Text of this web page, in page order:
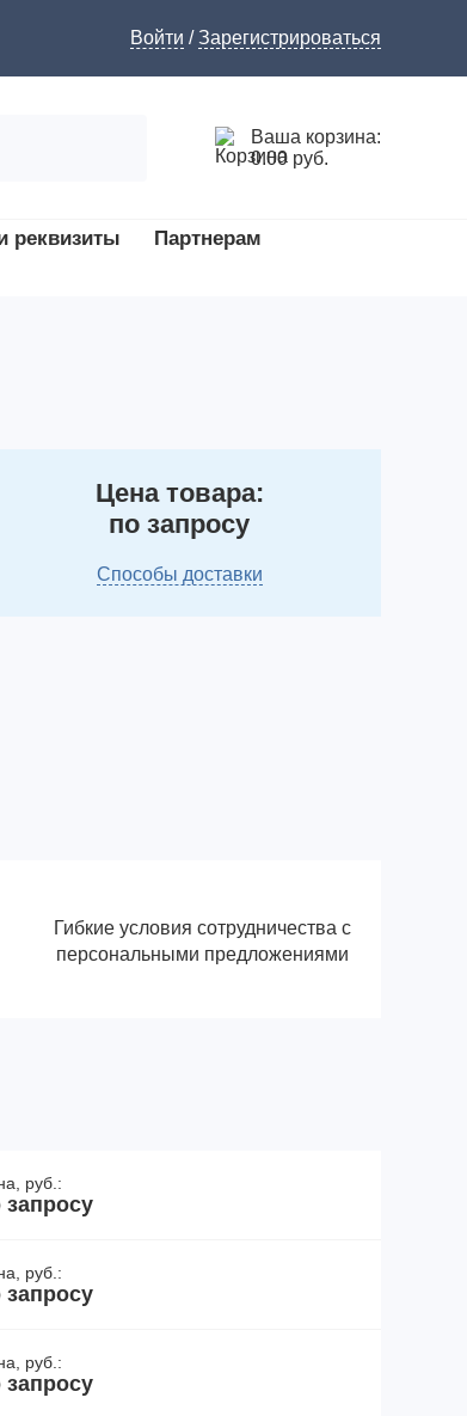
Войти /Зарегистрироваться
Ваша корзина:
0.00 руб.
реквизиты
Партнерам
Цена товара:
по запросу
Способы доставки
Гибкие условия сотрудничества с
персональными предложениями
руб.:
запросу
руб.:
запросу
руб.:
запросу